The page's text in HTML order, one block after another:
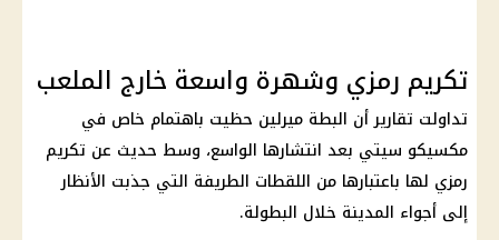
تكريم رمزي وشهرة واسعة خارج الملعب
تداولت تقارير أن البطة ميرلين حظيت باهتمام خاص في
مكسيكو سيتي بعد انتشارها الواسع، وسط حديث عن تكريم
رمزي لها باعتبارها من اللقطات الطريفة التي جذبت الأنظار
إلى أجواء المدينة خلال البطولة.